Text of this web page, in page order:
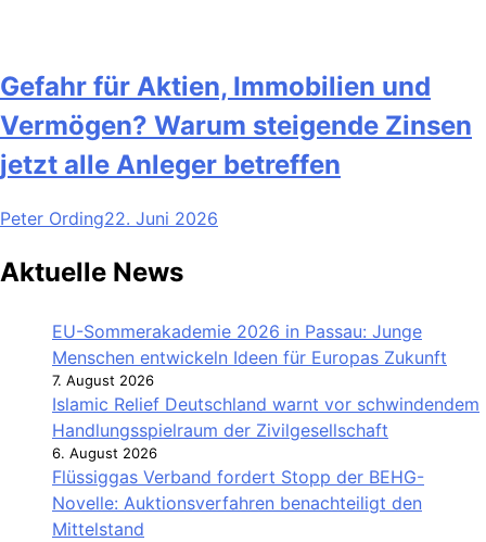
Gefahr für Aktien, Immobilien und
Vermögen? Warum steigende Zinsen
jetzt alle Anleger betreffen
Peter Ording22. Juni 2026
Aktuelle News
EU-Sommerakademie 2026 in Passau: Junge
Menschen entwickeln Ideen für Europas Zukunft
7. August 2026
Islamic Relief Deutschland warnt vor schwindendem
Handlungsspielraum der Zivilgesellschaft
6. August 2026
Flüssiggas Verband fordert Stopp der BEHG-
Novelle: Auktionsverfahren benachteiligt den
Mittelstand